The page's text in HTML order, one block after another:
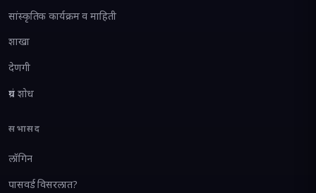
सांस्कृतिक कार्यक्रम व माहिती
शाखा
देणगी
ग्रंथ शोध
सभासद
लॉगिन
पासवर्ड विसरलात?